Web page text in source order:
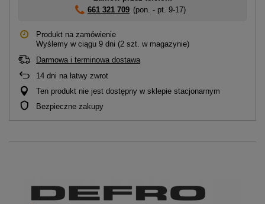
661 321 709 (pon. - pt. 9-17)
Produkt na zamówienie
Wyślemy w ciągu 9 dni (2 szt. w magazynie)
Darmowa i terminowa dostawa
14 dni na łatwy zwrot
Ten produkt nie jest dostępny w sklepie stacjonarnym
Bezpieczne zakupy